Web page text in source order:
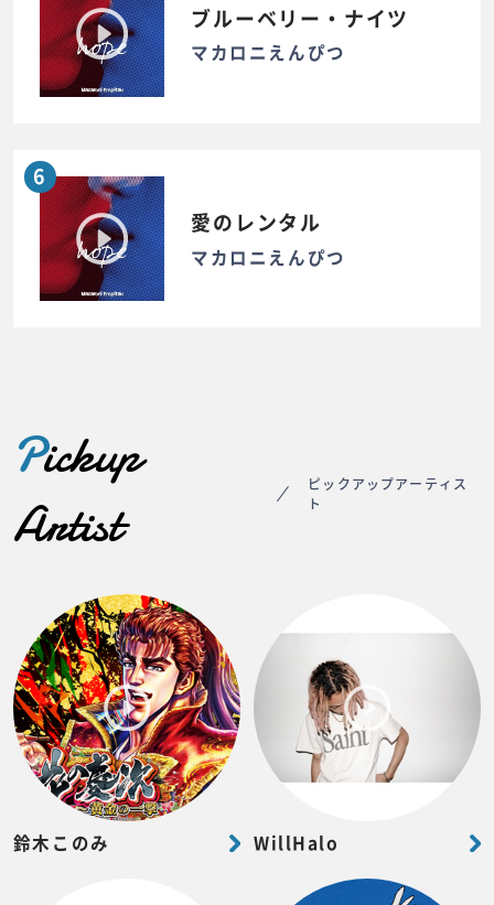
ブルーベリー・ナイツ
マカロニえんぴつ
6
愛のレンタル
マカロニえんぴつ
Pickup
Artist
ピックアップアーティス
ト
鈴木このみ WillHalo